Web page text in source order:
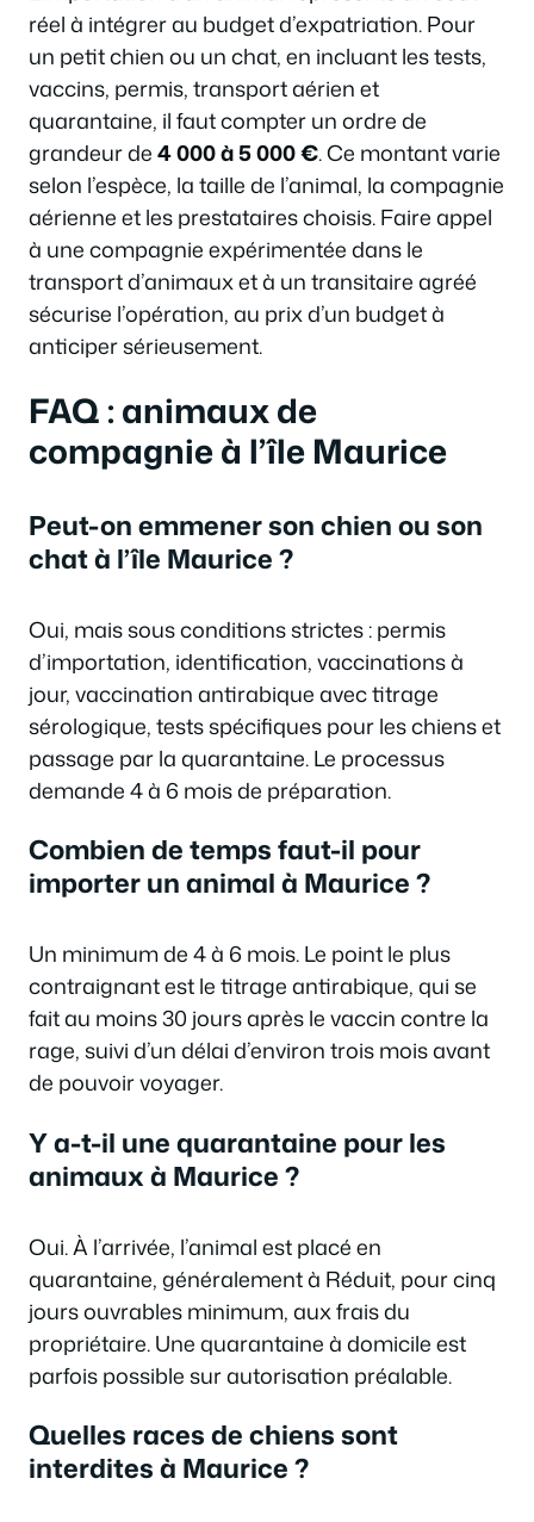
réel à intégrer au budget d’expatriation. Pour
un petit chien ou un chat, en incluant les tests,
vaccins, permis, transport aérien et
quarantaine, il faut compter un ordre de
grandeur de4 000 à 5 000 €. Ce montant varie
selon l’espèce, la taille de l’animal, la compagnie
aérienne et les prestataires choisis. Faire appel
à une compagnie expérimentée dans le
transport d’animaux et à un transitaire agréé
sécurise l’opération, au prix d’un budget à
anticiper sérieusement.
FAQ : animaux de
compagnie à l’île Maurice
Peut-on emmener son chien ou son
chat à l’île Maurice ?
Oui, mais sous conditions strictes : permis
d’importation, identification, vaccinations à
jour, vaccination antirabique avec titrage
sérologique, tests spécifiques pour les chiens et
passage par la quarantaine. Le processus
demande 4 à 6 mois de préparation.
Combien de temps faut-il pour
importer un animal à Maurice ?
Un minimum de 4 à 6 mois. Le point le plus
contraignant est le titrage antirabique, qui se
fait au moins 30 jours après le vaccin contre la
rage, suivi d’un délai d’environ trois mois avant
de pouvoir voyager.
Y a-t-il une quarantaine pour les
animaux à Maurice ?
Oui. À l’arrivée, l’animal est placé en
quarantaine, généralement à Réduit, pour cinq
jours ouvrables minimum, aux frais du
propriétaire. Une quarantaine à domicile est
parfois possible sur autorisation préalable.
Quelles races de chiens sont
interdites à Maurice ?